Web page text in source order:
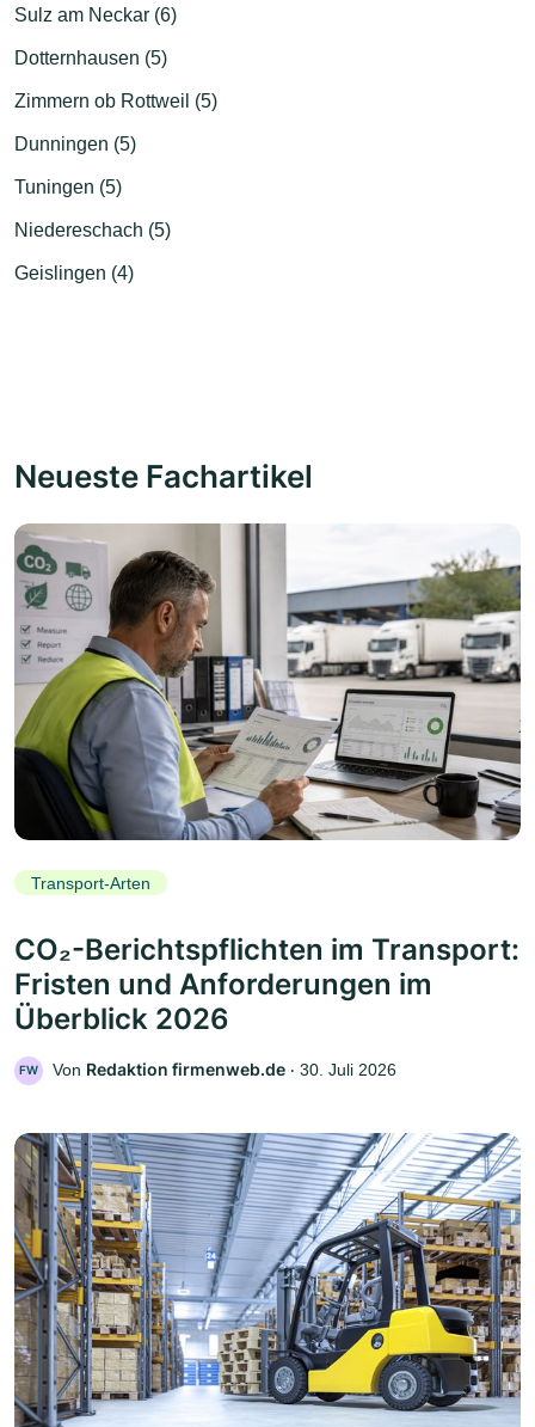
Sulz am Neckar (6)
Dotternhausen (5)
Zimmern ob Rottweil (5)
Dunningen (5)
Tuningen (5)
Niedereschach (5)
Geislingen (4)
Neueste Fachartikel
Transport-Arten
CO₂-Berichtspflichten im Transport:
Fristen und Anforderungen im
Überblick 2026
FW Von Redaktion firmenweb.de ‧ 30. Juli 2026